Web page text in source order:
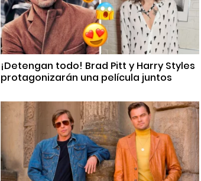
¡Detengan todo! Brad Pitt y Harry Styles
protagonizarán una película juntos